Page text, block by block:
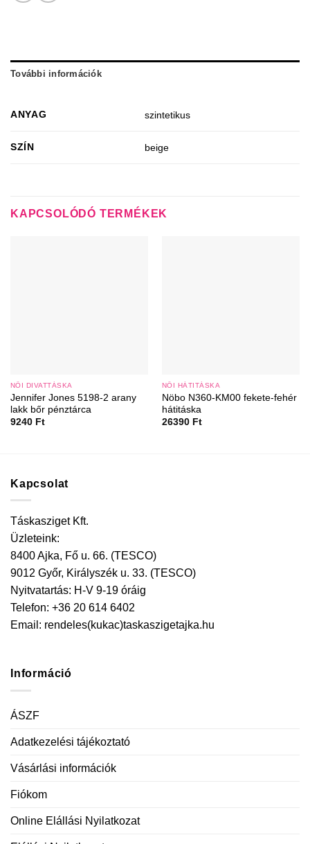
További információk
ANYAG szintetikus
SZÍN beige
KAPCSOLÓDÓ TERMÉKEK
NŐI DIVATTÁSKA
Jennifer Jones 5198-2 arany
lakk bőr pénztárca
9240 Ft
NŐI HÁTITÁSKA
Nöbo N360-KM00 fekete-fehér
hátitáska
26390 Ft
Kapcsolat
Táskasziget Kft.
Üzleteink:
8400 Ajka, Fő u. 66. (TESCO)
9012 Győr, Királyszék u. 33. (TESCO)
Nyitvatartás: H-V 9-19 óráig
Telefon: +36 20 614 6402
Email: rendeles(kukac)taskaszigetajka.hu
Információ
ÁSZF
Adatkezelési tájékoztató
Vásárlási információk
Fiókom
Online Elállási Nyilatkozat